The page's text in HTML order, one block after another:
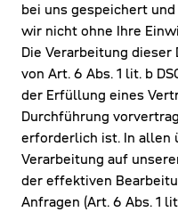
bei uns gespeichert
wir nicht ohne Ihre
Die Verarbeitung
von Art. 6 Abs. 1 lit. b
der Erfüllung eines
Durchführung
erforderlich ist. In allen
Verarbeitung auf
der effektiven
Anfragen (Art. 6 Abs. 1